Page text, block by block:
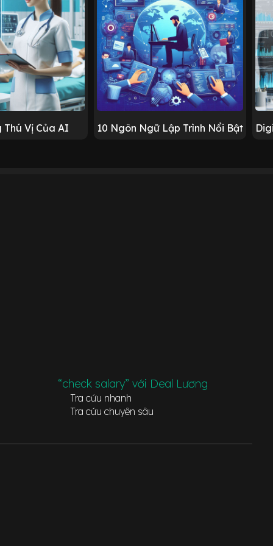
Thú Vị Của AI 10 Ngôn Ngữ Lập Trình Nổi Bật
“check salary” với Deal Lương
Tra cứu nhanh
Tra cứu chuyên sâu